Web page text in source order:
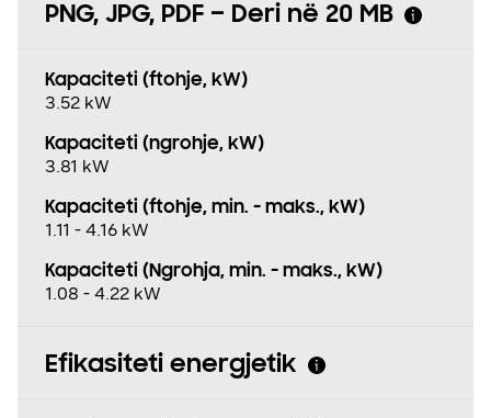
PNG, JPG, PDF – Deri në 20 MB
Kapaciteti (ftohje, kW)
3.52 kW
Kapaciteti (ngrohje, kW)
3.81 kW
Kapaciteti (ftohje, min. - maks., kW)
1.11 - 4.16 kW
Kapaciteti (Ngrohja, min. - maks., kW)
1.08 - 4.22 kW
Efikasiteti energjetik